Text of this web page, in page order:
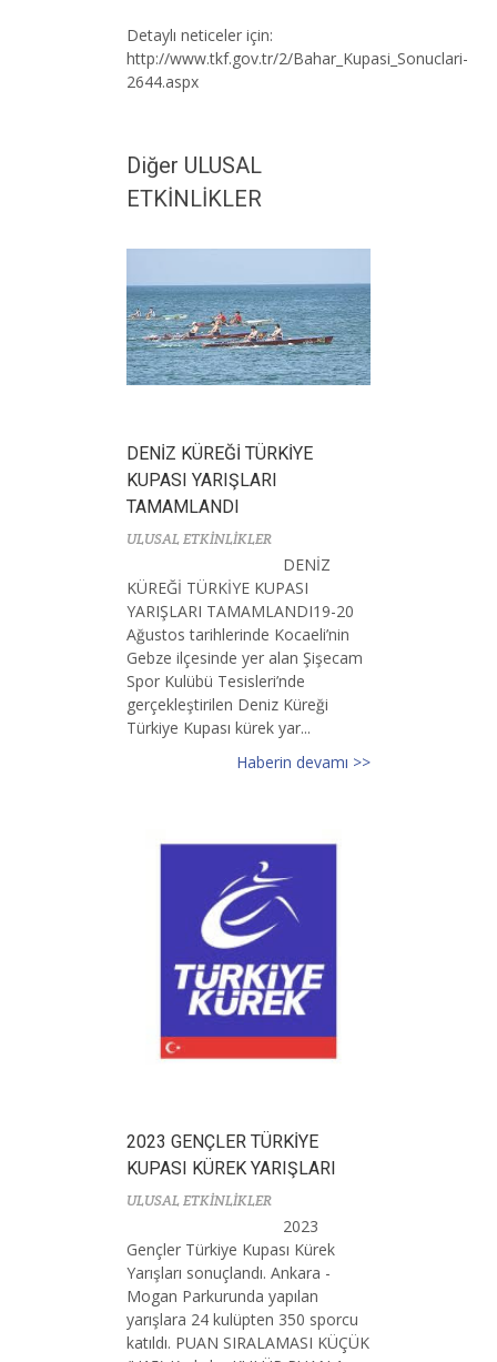
Detaylı neticeler için:
http://www.tkf.gov.tr/2/Bahar_Kupasi_Sonuclari-
2644.aspx
Diğer ULUSAL
ETKİNLİKLER
DENİZ KÜREĞİ TÜRKİYE
KUPASI YARIŞLARI
TAMAMLANDI
ULUSAL ETKİNLİKLER
DENİZ
KÜREĞİ TÜRKİYE KUPASI
YARIŞLARI TAMAMLANDI19-20
Ağustos tarihlerinde Kocaeli’nin
Gebze ilçesinde yer alan Şişecam
Spor Kulübü Tesisleri’nde
gerçekleştirilen Deniz Küreği
Türkiye Kupası kürek yar...
Haberin devamı >>
2023 GENÇLER TÜRKİYE
KUPASI KÜREK YARIŞLARI
ULUSAL ETKİNLİKLER
2023
Gençler Türkiye Kupası Kürek
Yarışları sonuçlandı. Ankara -
Mogan Parkurunda yapılan
yarışlara 24 kulüpten 350 sporcu
katıldı. PUAN SIRALAMASI KÜÇÜK